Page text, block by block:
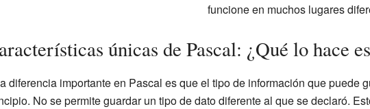
funcione en muchos lugares
únicas de Pascal: ¿Qué lo hace
diferencia importante en Pascal es que el tipo de información que puede
No se permite guardar un tipo de dato diferente al que se declaró.